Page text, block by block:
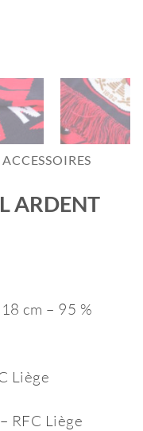
ACCESSOIRES
ARDENT
cm – 95 %
Liège
RFC Liège